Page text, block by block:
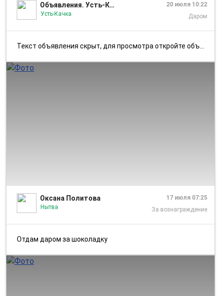
Объявления. Усть-Качка
Усть-Качка
20 июля 10:22
Даром
Текст объявления скрыт, для просмотра откройте объявление в приложении...
Оксана Политова
Нытва
17 июля 07:25
За вознаграждение
Отдам даром за шоколадку